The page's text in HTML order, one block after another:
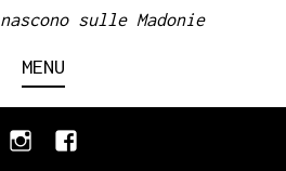
sulle Madonie
MENU
instagramfacebook